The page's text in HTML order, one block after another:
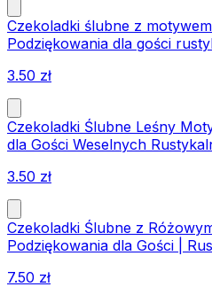
Czekoladki ślubne z
Podziękowania dla gości
3.50 zł
Czekoladki Ślubne Leśny
dla Gości Weselnych
3.50 zł
Czekoladki Ślubne z
Podziękowania dla Gości |
7.50 zł